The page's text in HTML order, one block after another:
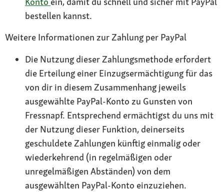
bestellen kannst.
Weitere Informationen zur Zahlung per PayPal
Die Nutzung dieser Zahlungsmethode erfordert
die Erteilung einer Einzugsermächtigung für das
von dir in diesem Zusammenhang jeweils
ausgewählte PayPal-Konto zu Gunsten von
Fressnapf. Entsprechend ermächtigst du uns mit
der Nutzung dieser Funktion, deinerseits
geschuldete Zahlungen künftig einmalig oder
wiederkehrend (in regelmäßigen oder
unregelmäßigen Abständen) von dem
ausgewählten PayPal-Konto einzuziehen.